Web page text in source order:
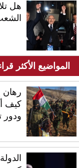
هل
المواضيع الأكثر
رهان
كيف
ودور